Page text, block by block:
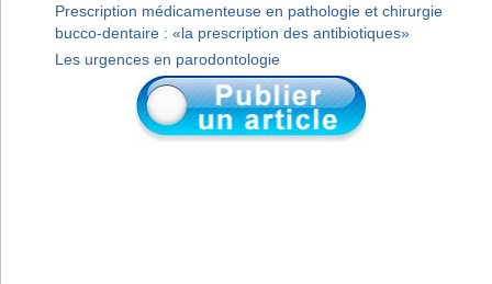
Prescription médicamenteuse en pathologie et chirurgie
bucco-dentaire : «la prescription des antibiotiques»
Les urgences en parodontologie